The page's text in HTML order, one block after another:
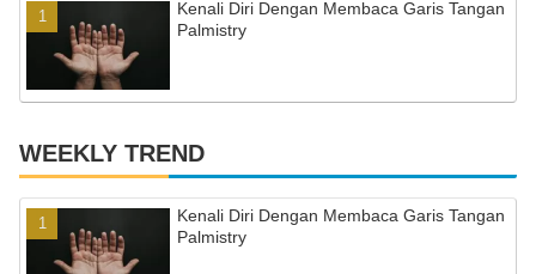
b
o
o
k
a
m
u
e
C
h
a
Kenali Diri Dengan Membaca Garis Tangan
Palmistry
WEEKLY TREND
Kenali Diri Dengan Membaca Garis Tangan
Palmistry